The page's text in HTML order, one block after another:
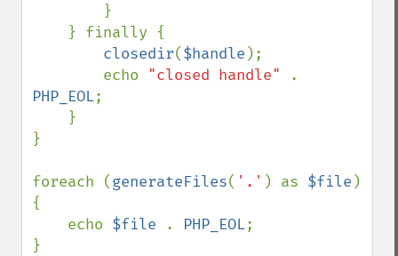
closedir($handle );
        echo
"closed handle"
PHP_EOL;
}
foreach (generateFiles( '.' ) as $file )
{
    echo
$file . PHP_EOL;
}